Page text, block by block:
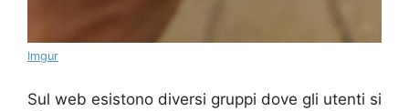
Imgur
Sul web esistono diversi gruppi dove gli utenti si